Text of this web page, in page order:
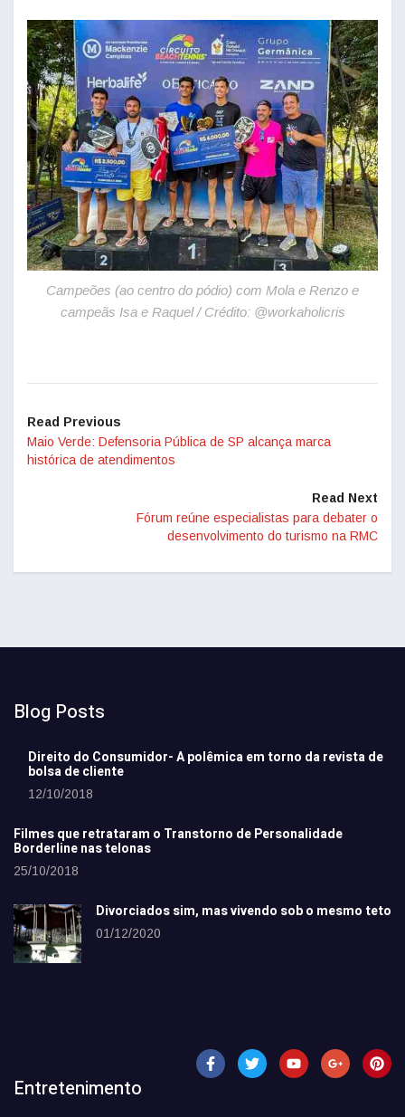
Campeões (ao centro do pódio) com Mola e Renzo e
campeãs Isa e Raquel / Crédito: @workaholicris
Read Previous
Maio Verde: Defensoria Pública de SP alcança marca
histórica de atendimentos
Read Next
Fórum reúne especialistas para debater o
desenvolvimento do turismo na RMC
Blog Posts
Direito do Consumidor- A polêmica em torno da revista de
bolsa de cliente
12/10/2018
Filmes que retrataram o Transtorno de Personalidade
Borderline nas telonas
25/10/2018
Divorciados sim, mas vivendo sob o mesmo teto
01/12/2020
Entretenimento